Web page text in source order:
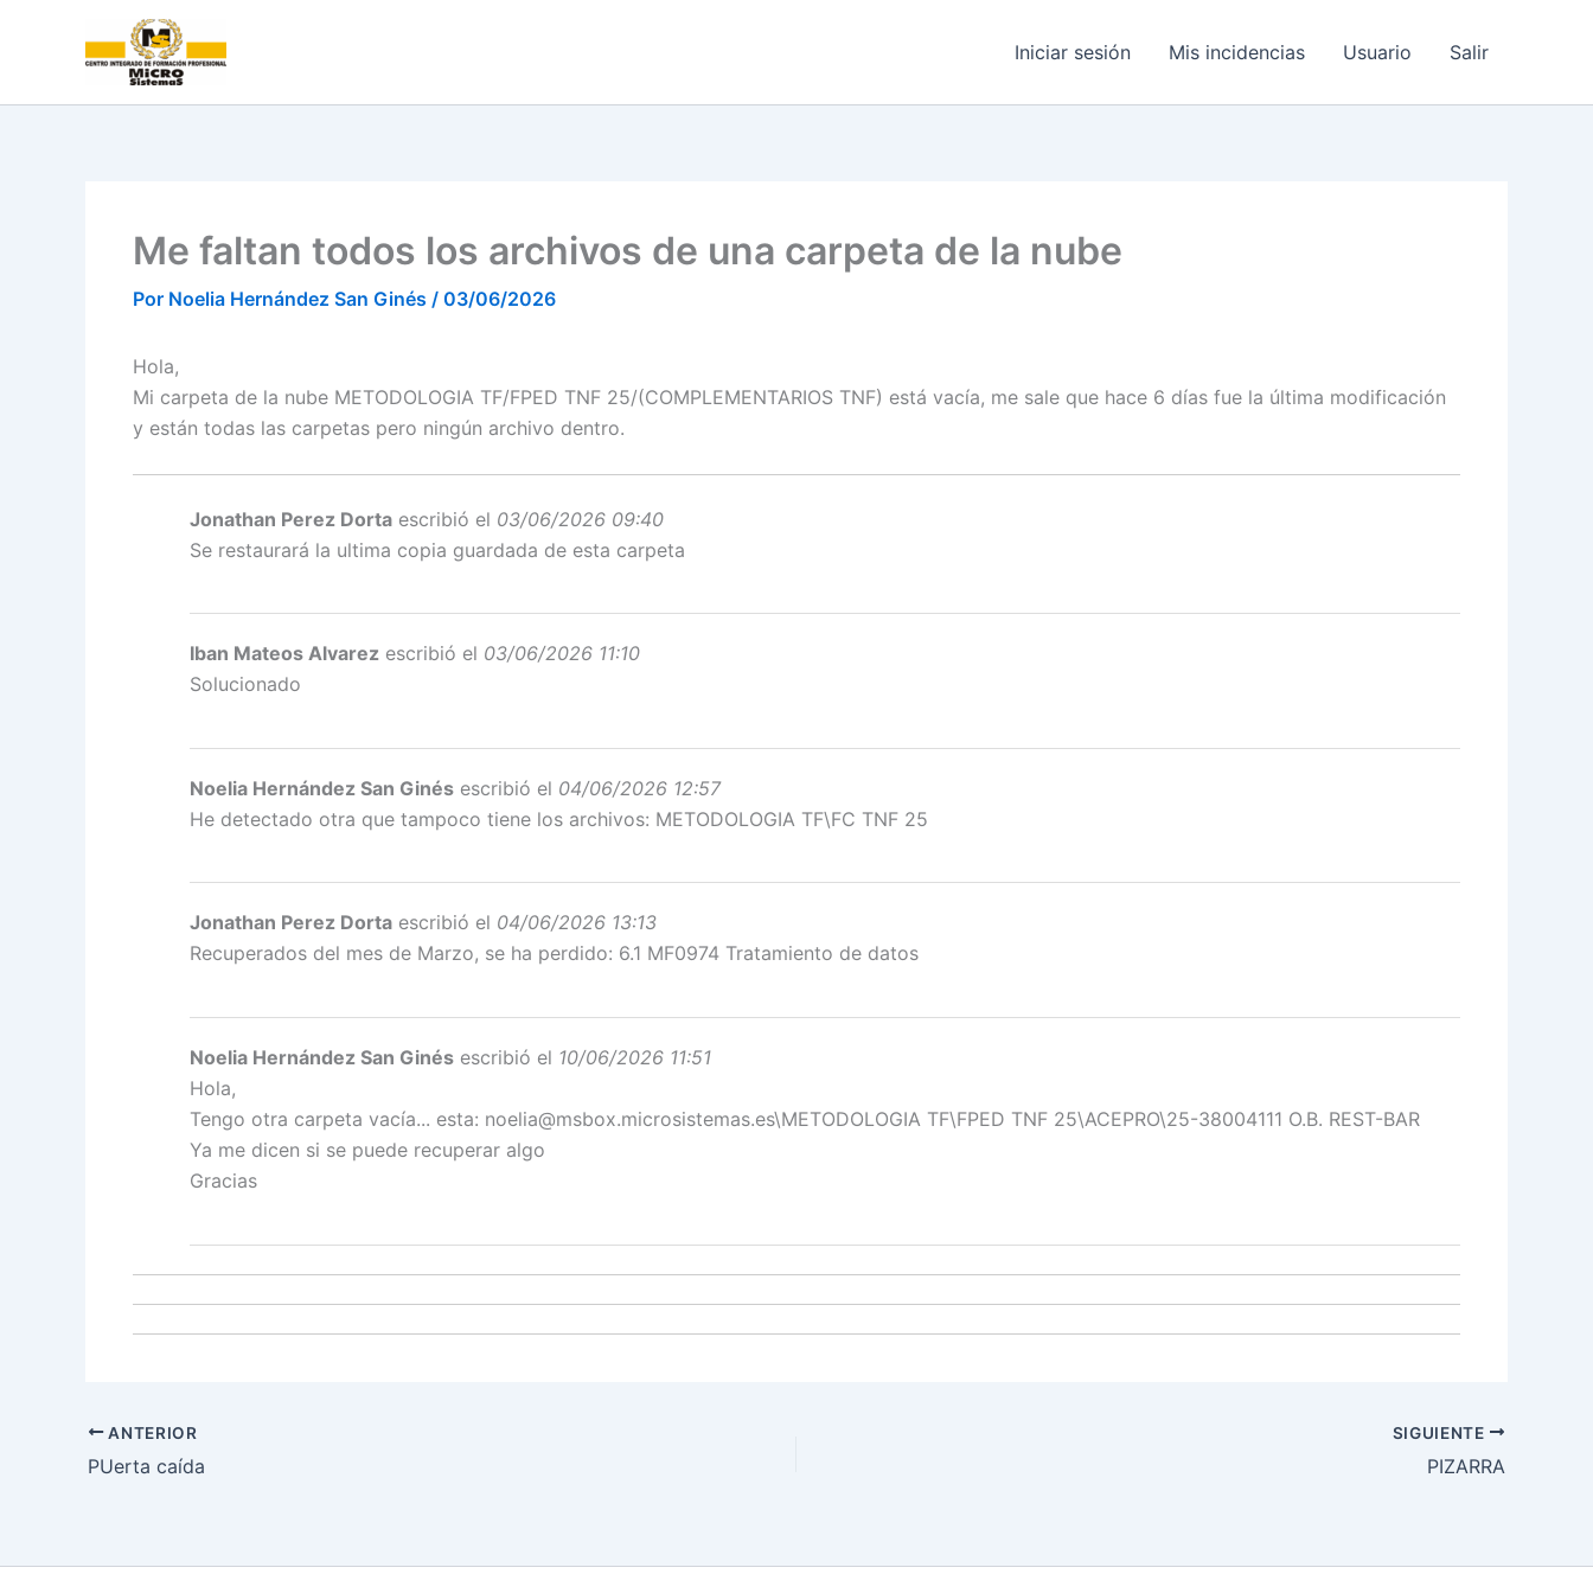
Iniciar sesión Mis incidencias Usuario Salir
Me faltan todos los archivos de una carpeta de la nube
Por Noelia Hernández San Ginés / 03/06/2026
Hola,
Mi carpeta de la nube METODOLOGIA TF/FPED TNF 25/(COMPLEMENTARIOS TNF) está vacía, me sale que hace 6 días fue la última modificación
y están todas las carpetas pero ningún archivo dentro.
Jonathan Perez Dorta escribió el 03/06/2026 09:40
Se restaurará la ultima copia guardada de esta carpeta
Iban Mateos Alvarez escribió el 03/06/2026 11:10
Solucionado
Noelia Hernández San Ginés escribió el 04/06/2026 12:57
He detectado otra que tampoco tiene los archivos: METODOLOGIA TF\FC TNF 25
Jonathan Perez Dorta escribió el 04/06/2026 13:13
Recuperados del mes de Marzo, se ha perdido: 6.1 MF0974 Tratamiento de datos
Noelia Hernández San Ginés escribió el 10/06/2026 11:51
Hola,
Tengo otra carpeta vacía... esta: noelia@msbox.microsistemas.es\METODOLOGIA TF\FPED TNF 25\ACEPRO\25-38004111 O.B. REST-BAR
Ya me dicen si se puede recuperar algo
Gracias
ANTERIOR
PUerta caída
SIGUIENTE
PIZARRA